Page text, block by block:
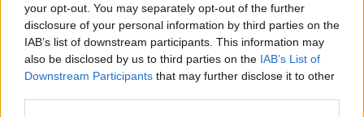
your opt-out. You may separately opt-out of the further
disclosure of your personal information by third parties on the
IAB’s list of downstream participants. This information may
also be disclosed by us to third parties on the IAB’s List of
Downstream Participants that may further disclose it to other